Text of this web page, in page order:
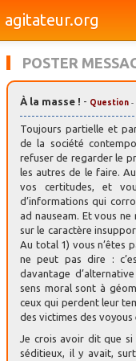
agitateur.org
Bourges & le Cher
Culture
Médias
Dossiers
Brèves
POSTER
À la masse ! - Question -
Toujours partielle et
de la société
refuser de regarder le
les autres de le faire.
vos certitudes, et
d’informations qui
ad nauseam. Et vous
sur le caractère
Au total 1) vous n’êtes
ne peut pas dire :
davantage
sens moral sont à
ceux qui perdent leur
des victimes des
Je crois avoir dit que si
séditieux, il y avait,